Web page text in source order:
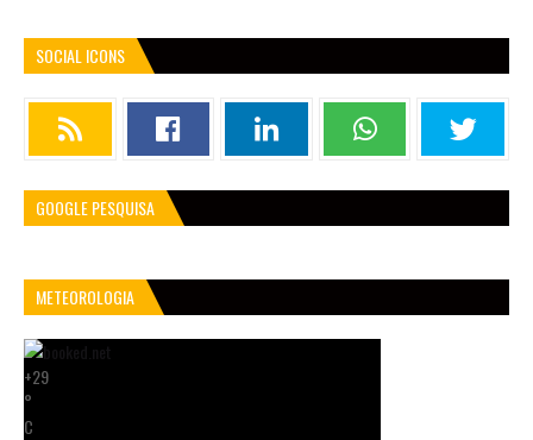
SOCIAL ICONS
GOOGLE PESQUISA
METEOROLOGIA
+29
°
C